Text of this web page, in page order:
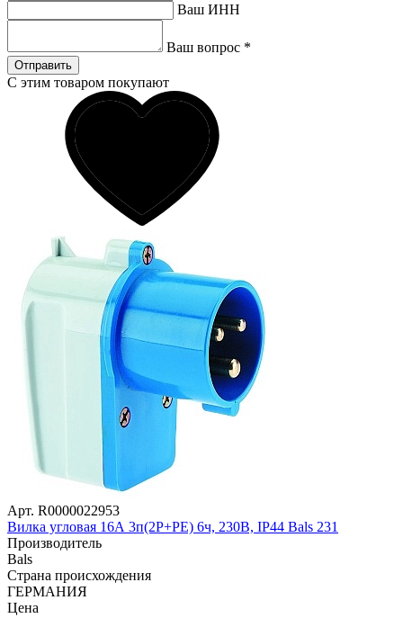
Ваш ИНН
Ваш вопрос *
Отправить
С этим товаром покупают
Арт. R0000022953
Вилка угловая 16А 3п(2P+РE) 6ч, 230В, IP44 Bals 231
Производитель
Bals
Страна происхождения
ГЕРМАНИЯ
Цена